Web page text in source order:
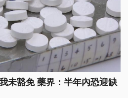
未豁免 藥界：半年內恐迎缺